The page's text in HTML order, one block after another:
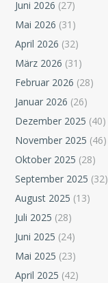
Juni 2026 (27)
Mai 2026 (31)
April 2026 (32)
März 2026 (31)
Februar 2026 (28)
Januar 2026 (26)
Dezember 2025 (40)
November 2025 (46)
Oktober 2025 (28)
September 2025 (32)
August 2025 (13)
Juli 2025 (28)
Juni 2025 (24)
Mai 2025 (23)
April 2025 (42)